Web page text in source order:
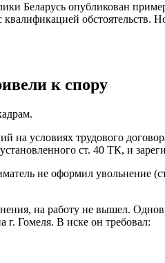
Беларусь опубликован
обстоятельств.
к спору
на условиях трудового
ст. 40 ТК, и
не оформил увольнение
на работу не вышел.
г. Гомеля. В иске он требовал: